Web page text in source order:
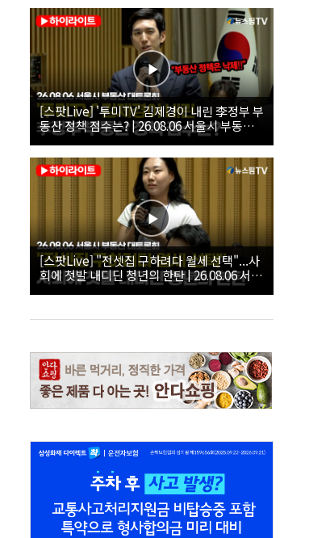
[스팟Live] '투미TV' 김제경이 내린 李정부 부
동산 정책 점수는? | 26.08.06 서울시 부동산
대토론회
[스팟Live] "전셋집 구하려다 월세 선택"...사
회에 첫발 내디딘 청년의 한탄 | 26.08.06 서울
시 부동산 대토론회